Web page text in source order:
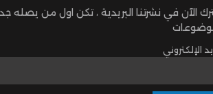
الآن في نشرتنا البريدية ، تكن اول من يصله
الإلكتروني